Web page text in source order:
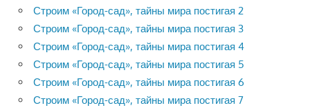
Строим «Город-сад», тайны мира постигая 2
Строим «Город-сад», тайны мира постигая 3
Строим «Город-сад», тайны мира постигая 4
Строим «Город-сад», тайны мира постигая 5
Строим «Город-сад», тайны мира постигая 6
Строим «Город-сад», тайны мира постигая 7